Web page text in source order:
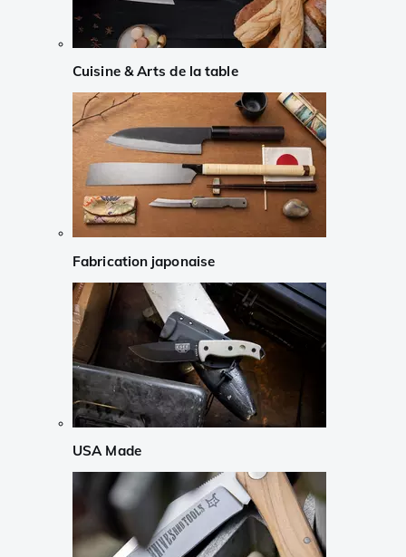
Cuisine & Arts de la table
Fabrication japonaise
USA Made